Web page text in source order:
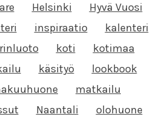
Helsinki
Hyvä Vuosi
inspiraatio
kalenteri
koti
kotimaa
käsityö
lookbook
matkailu
Naantali
olohuone